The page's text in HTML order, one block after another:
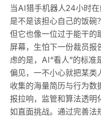
当AI猎手机器人24小时
是不是该担心自己的饭碗
但它也像一位过于能干的
屏幕，生怕下一份裁员报
虑的是，AI“看人”的标
偏见，一不小心就把某类
收集的海量简历与行为数
报拉响，监管和算法透明
如直面挑战。通过完善法